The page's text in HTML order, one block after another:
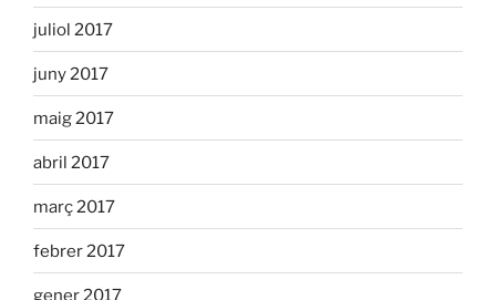
juliol 2017
juny 2017
maig 2017
abril 2017
març 2017
febrer 2017
gener 2017